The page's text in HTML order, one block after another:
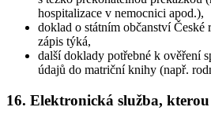
hospitalizace v nemocnici apod.),
doklad o státním občanství České
zápis týká,
další doklady potřebné k ověření
údajů do matriční knihy (např.
16. Elektronická služba,